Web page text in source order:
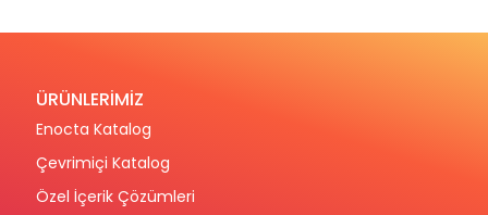
ÜRÜNLERİMİZ
Enocta Katalog
Çevrimiçi Katalog
Özel İçerik Çözümleri